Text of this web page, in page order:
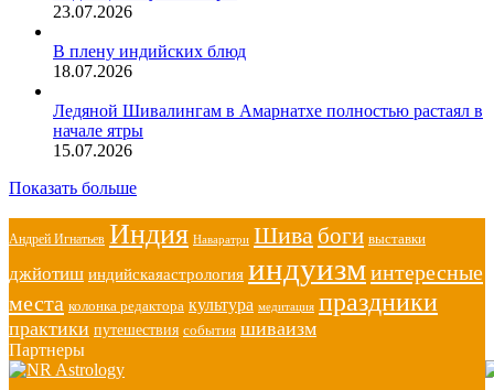
23.07.2026
В плену индийских блюд
18.07.2026
Ледяной Шивалингам в Амарнатхе полностью растаял в
начале ятры
15.07.2026
Показать больше
Андрей Игнатьев Индия Наваратри Шива боги выставки
джйотиш индийскаяастрология индуизминтересные
места колонка редактора культура медитация праздники
практики путешествия события шиваизм
Партнеры